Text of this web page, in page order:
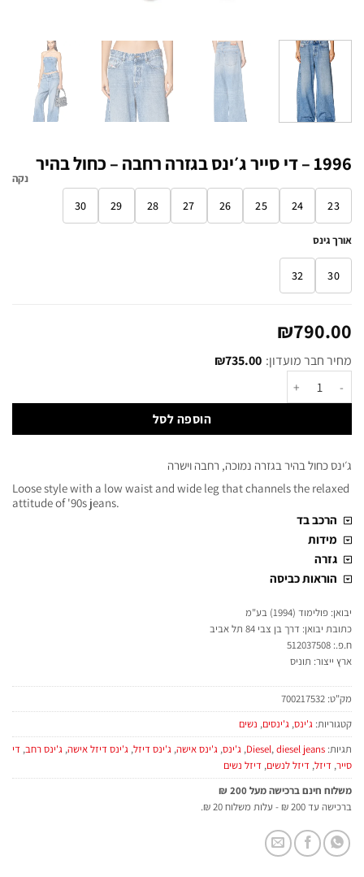
1996 – די סייר ג׳ינס בגזרה רחבה – כחול בהיר
23
24
25
26
27
28
29
30
אורך גינס
30
32
נקה
₪790.00
מחיר חבר מועדון: ₪735.00
הוספה לסל
ג׳ינס כחול בהיר בגזרה נמוכה, רחבה וישרה
Loose style with a low waist and wide leg that channels the relaxed
attitude of '90s jeans.
הרכב בד
מידות
גזרה
הוראות כביסה
יבואן: פולימוד (1994) בע"מ
כתובת יבואן: דרך בן צבי 84 תל אביב
ח.פ.: 512037508
ארץ ייצור: תוניס
מק"ט: 700217532
קטגוריות: ג'ינס, ג'ינסים, נשים
תגיות:
Diesel,diesel jeans
, ג'ינס, ג'ינס אישה, ג'ינס דיזל, ג'ינס דיזל אישה, ג'ינס רחב, די
סייר, דיזל, דיזל לנשים, דיזל נשים
משלוח חינם ברכישה מעל 200 ₪
ברכישה עד 200 ₪ - עלות משלוח 20 ₪.